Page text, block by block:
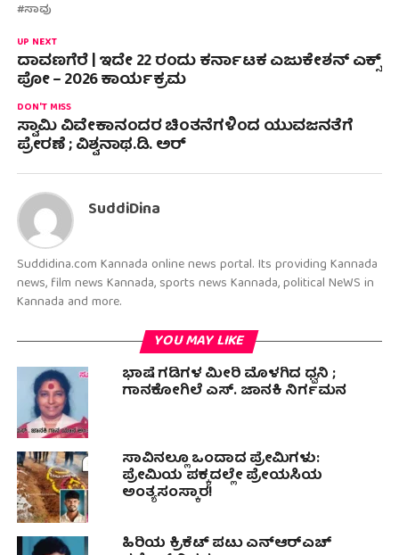
ಸಾವು
UP NEXT
ದಾವಣಗೆರೆ | ಇದೇ 22 ರಂದು ಕರ್ನಾಟಕ ಎಜುಕೇಶನ್ ಎಕ್ಸ್
ಪೋ – 2026 ಕಾರ್ಯಕ್ರಮ
DON'T MISS
ಸ್ವಾಮಿ ವಿವೇಕಾನಂದರ ಚಿಂತನೆಗಳಿಂದ ಯುವಜನತೆಗೆ
ಪ್ರೇರಣೆ ; ವಿಶ್ವನಾಥ.ಡಿ. ಅರ್
SuddiDina
Suddidina.com Kannada online news portal. Its providing Kannada
news, film news Kannada, sports news Kannada, political NeWS in
Kannada and more.
YOU MAY LIKE
ಭಾಷೆ ಗಡಿಗಳ ಮೀರಿ ಮೊಳಗಿದ ಧ್ವನಿ ;
ಗಾನಕೋಗಿಲೆ ಎಸ್. ಜಾನಕಿ ನಿರ್ಗಮನ
ಸಾವಿನಲ್ಲೂ ಒಂದಾದ ಪ್ರೇಮಿಗಳು:
ಪ್ರೇಮಿಯ ಪಕ್ಕದಲ್ಲೇ ಪ್ರೇಯಸಿಯ
ಅಂತ್ಯಸಂಸ್ಕಾರ!
ಹಿರಿಯ ಕ್ರಿಕೆಟ್ ಪಟು ಎನ್ಆರ್‌ಎಚ್